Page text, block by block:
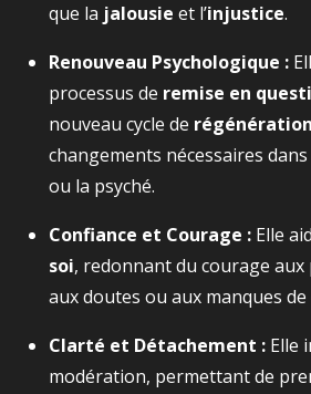
que la jalousie et l’injustice.
Renouveau Psychologique :
processus de remise en
nouveau cycle de régénération
changements nécessaires
ou la psyché.
Confiance et Courage : Elle
soi, redonnant du courage
aux doutes ou aux manques de
Clarté et Détachement : Elle
modération, permettant de